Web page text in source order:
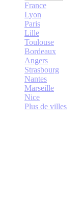
France
Lyon
Paris
Lille
Toulouse
Bordeaux
Angers
Strasbourg
Nantes
Marseille
Nice
Plus de villes